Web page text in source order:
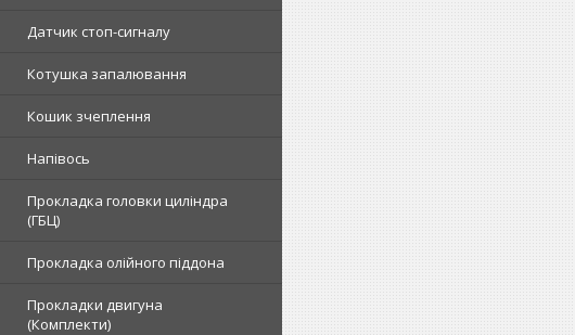
Датчик стоп-сигналу
Котушка запалювання
Кошик зчеплення
Напівось
Прокладка головки циліндра
(ГБЦ)
Прокладка олійного піддона
Прокладки двигуна
(Комплекти)